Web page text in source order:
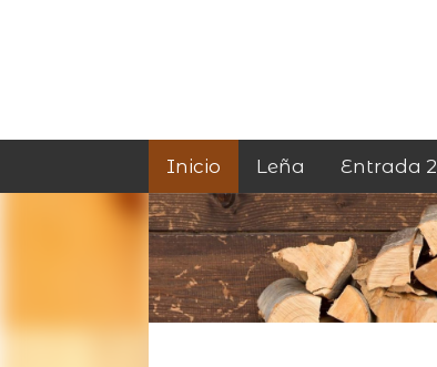
Inicio Leña Entrada 2